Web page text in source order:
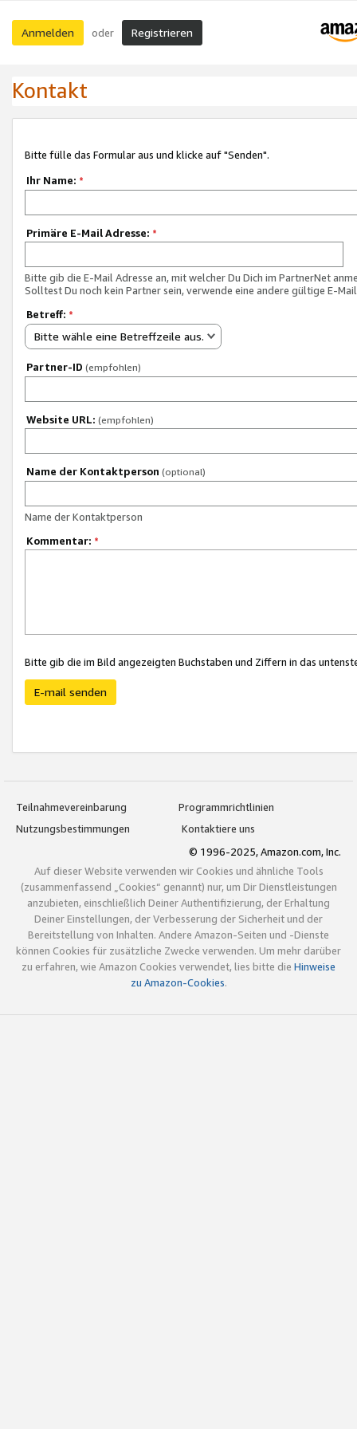
Anmelden oder Registrieren
Kontakt
Bitte fülle das Formular aus und klicke auf "Senden".
Ihr Name: *
Primäre E-Mail Adresse: *
Bitte gib die E-Mail Adresse an, mit welcher Du Dich im PartnerNet
Solltest Du noch kein Partner sein, verwende eine andere gültige E-
Betreff: *
Bitte wähle eine Betreffzeile aus.
Partner-ID (empfohlen)
Website URL: (empfohlen)
Name der Kontaktperson (optional)
Name der Kontaktperson
Kommentar: *
Bitte gib die im Bild angezeigten Buchstaben und Ziffern in das
E-mail senden
Teilnahmevereinbarung
Programmrichtlinien
Nutzungsbestimmungen
Kontaktiere uns
© 1996-2025, Amazon.com, Inc.
Auf dieser Website verwenden wir Cookies und ähnliche Tools
(zusammenfassend „Cookies“ genannt) nur, um Dir Dienstleistungen
anzubieten, einschließlich Deiner Authentifizierung, der Erhaltung
Deiner Einstellungen, der Verbesserung der Sicherheit und der
Bereitstellung von Inhalten. Andere Amazon-Seiten und -Dienste
können Cookies für zusätzliche Zwecke verwenden. Um mehr darüber
zu erfahren, wie Amazon Cookies verwendet, lies bitte die Hinweise
zu Amazon-Cookies.